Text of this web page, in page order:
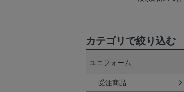
カテゴリで絞り込む
ユニフォーム
受注商品